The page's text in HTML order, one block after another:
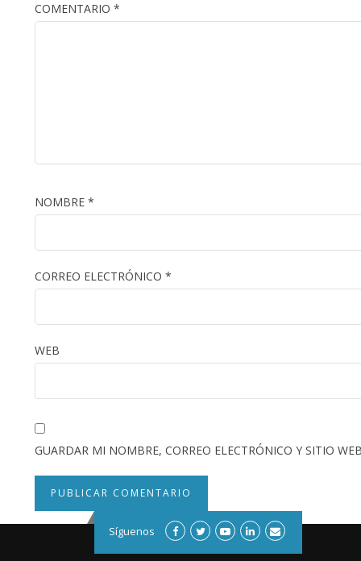
COMENTARIO *
NOMBRE *
CORREO ELECTRÓNICO *
WEB
GUARDAR MI NOMBRE, CORREO ELECTRÓNICO Y SITIO
Síguenos